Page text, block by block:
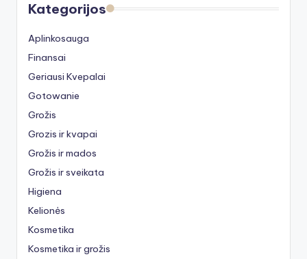
Kategorijos
Aplinkosauga
Finansai
Geriausi Kvepalai
Gotowanie
Grožis
Grozis ir kvapai
Grožis ir mados
Grožis ir sveikata
Higiena
Kelionės
Kosmetika
Kosmetika ir grožis